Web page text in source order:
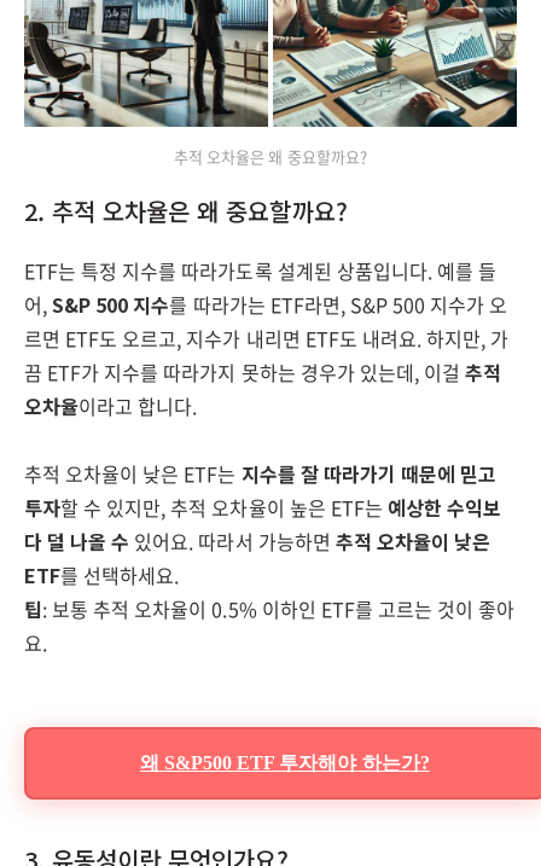
추적 오차율은 왜 중요할까요?
2. 추적 오차율은 왜 중요할까요?
ETF는 특정 지수를 따라가도록 설계된 상품입니다. 예를 들
어,S&P 500 지수를 따라가는 ETF라면, S&P 500 지수가 오
르면 ETF도 오르고, 지수가 내리면 ETF도 내려요. 하지만, 가
끔 ETF가 지수를 따라가지 못하는 경우가 있는데, 이걸추적
오차율이라고 합니다.
추적 오차율이 낮은 ETF는 지수를 잘 따라가기 때문에 믿고
투자할 수 있지만, 추적 오차율이 높은 ETF는 예상한 수익보
다 덜 나올 수 있어요. 따라서 가능하면 추적 오차율이 낮은
ETF를 선택하세요.
팁: 보통 추적 오차율이 0.5% 이하인 ETF를 고르는 것이 좋아
요.
왜 S&P500 ETF 투자해야 하는가?
3. 유동성이란 무엇인가요?